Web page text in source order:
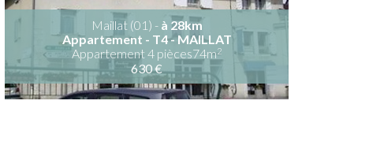
Maillat (01) - à 28km
Appartement - T4 - MAILLAT
Appartement 4 pièces74m2
630 €